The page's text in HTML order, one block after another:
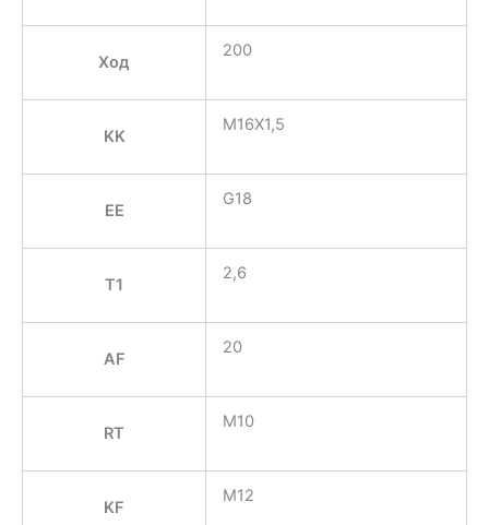
Ход
200
KK
M16X1,5
EE
G18
T1
2,6
AF
20
RT
M10
KF
M12